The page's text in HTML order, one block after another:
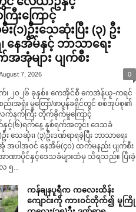
းကြောင့်
(၁)ဦးသေဆုံးပြီး (၃) ဦး
နေအိမ်နှင့် ဘာသာရေး
အုံများ ပျက်စီး
7, 2026 0
၊ ၂၀၂၆ ခုနှစ်။ ကေအိုင်စီ ကေအဲန်ယူ-ကရင်
ည်းအရုံး မူတြော်/ဖာပွန်ခရိုင်တွင် စစ်အုပ်စု၏
က်နက်ကြီး တိုက်ခိုက်မှုကြောင့်
င့်(၆)ရက်နေ့ နှစ်ရက်အတွင်း ဒေသခံ
း သေဆုံး၊ (၃)ဦးဒဏ်ရာရခဲ့ပြီး ဘာသာရေး
ပါအဝင် နေအိမ်(၄၀) ထက်မနည်း ပျက်စီး
အာဏာပိုင်နှင့်ဒေသခံများထံမှ သိရသည်။ ပြီးခဲ့
၅...
ကန်ချနပူရီက ကလေးထိန်း
ကျောင်းကို ကားဝင်တိုက်၍ မူကြို